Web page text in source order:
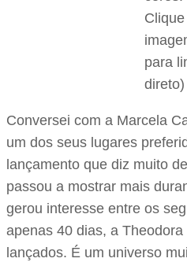
para
direto)
Conversei com a Marcela
um dos seus lugares
lançamento que diz muito
passou a mostrar mais
gerou interesse entre os
apenas 40 dias, a
lançados. É um universo